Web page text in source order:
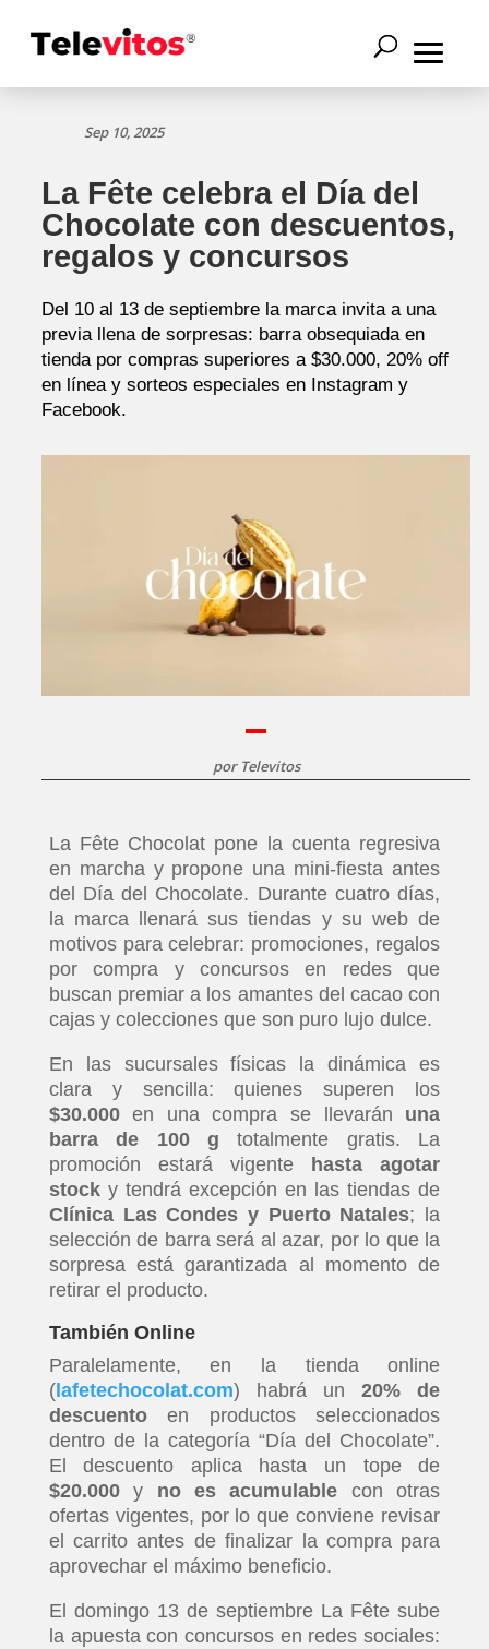
Sep 10, 2025
La Fête celebra el Día del
Chocolate con descuentos,
regalos y concursos
Del 10 al 13 de septiembre la marca invita a una
previa llena de sorpresas: barra obsequiada en
tienda por compras superiores a $30.000, 20% off
en línea y sorteos especiales en Instagram y
Facebook.
por Televitos
La Fête Chocolat pone la cuenta regresiva
en marcha y propone una mini-fiesta antes
del Día del Chocolate. Durante cuatro días,
la marca llenará sus tiendas y su web de
motivos para celebrar: promociones, regalos
por compra y concursos en redes que
buscan premiar a los amantes del cacao con
cajas y colecciones que son puro lujo dulce.
En las sucursales físicas la dinámica es
clara y sencilla: quienes superen los
$30.000en una compra se llevarán una
barra de 100 g totalmente gratis. La
promoción estará vigente
hasta agotar
stocky tendrá excepción en las tiendas de
Clínica Las Condes y Puerto Natales; la
selección de barra será al azar, por lo que la
sorpresa está garantizada al momento de
retirar el producto.
También Online
Paralelamente, en la tienda online
(lafetechocolat.com) habrá un20% de
descuentoen productos seleccionados
dentro de la categoría “Día del Chocolate”.
El descuento aplica hasta un tope de
$20.000y no es acumulable con otras
ofertas vigentes, por lo que conviene revisar
el carrito antes de finalizar la compra para
aprovechar el máximo beneficio.
El domingo 13 de septiembre La Fête sube
la apuesta con concursos en redes sociales: